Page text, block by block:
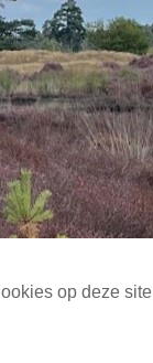
op deze site